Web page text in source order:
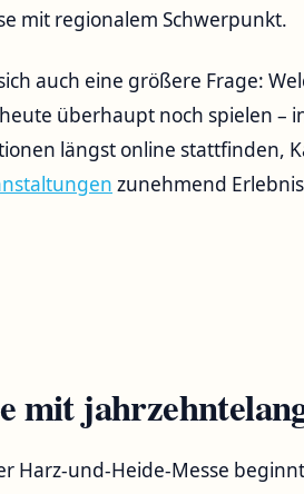
mit regionalem Schwerpunkt.
auch eine größere Frage:
überhaupt noch spielen –
längst online stattfinden,
zunehmend
mit
Harz-und-Heide-Messe